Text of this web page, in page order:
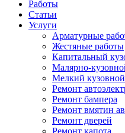
Работы
Статьи
Услуги
Арматурные
Жестяные работы
Капитальный
Малярно-
Мелкий
Ремонт
Ремонт бампера
Ремонт вмятин
Ремонт дверей
Ремонт капота